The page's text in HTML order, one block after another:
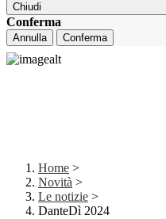
Chiudi
Conferma
Annulla Conferma
Home >
Novità >
Le notizie >
DanteDì 2024